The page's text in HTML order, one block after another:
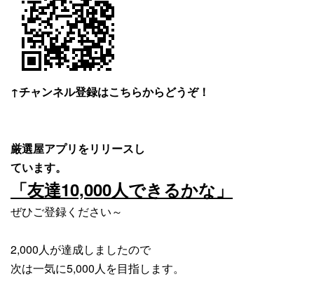
↑チャンネル登録はこちらからどうぞ！
厳選屋アプリをリリースし
ています。
「友達10,000人できるかな」
ぜひご登録ください～
2,000人が達成しましたので
次は一気に5,000人を目指します。